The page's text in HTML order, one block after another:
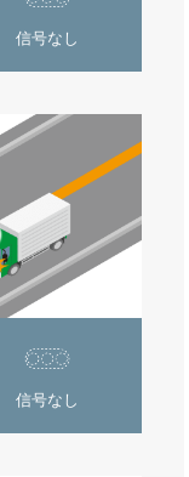
信号なし
信号なし